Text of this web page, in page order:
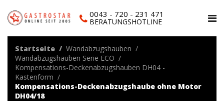
0043 - 720 - 231 471
BERATUNGSHOTLINE
Startseite
Wandabzugshauben
Wandabzugshauben Serie ECO
Kompensations-Deckenabzugshauben DH04 -
Kastenform
Kompensations-Deckenabzugshaube ohne Motor
DH04/18